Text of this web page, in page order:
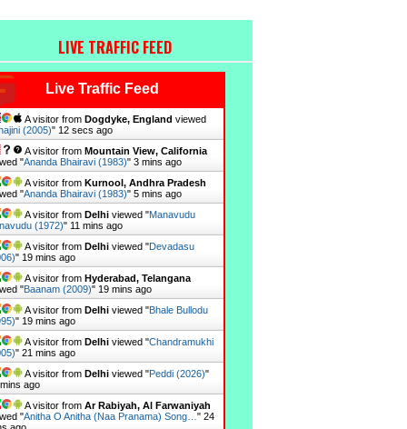
LIVE TRAFFIC FEED
Live Traffic Feed
A visitor from Dogdyke, England viewed
(2005)" 13 secs ago
A visitor from Mountain View, California
"Ananda Bhairavi (1983)" 3 mins ago
A visitor from Kurnool, Andhra Pradesh
"Ananda Bhairavi (1983)" 5 mins ago
A visitor from Delhiviewed "Manavudu
(1972)" 11 mins ago
A visitor from Delhiviewed "Devadasu
" 19 mins ago
A visitor from Hyderabad, Telangana
"Baanam (2009)" 19 mins ago
A visitor from Delhiviewed "Bhale Bullodu
" 19 mins ago
A visitor from Delhiviewed "Chandramukhi
" 21 mins ago
A visitor from Delhiviewed "Peddi (2026)"
ago
A visitor from Ar Rabiyah, Al Farwaniyah
"Anitha O Anitha (Naa Pranama) Song… " 24